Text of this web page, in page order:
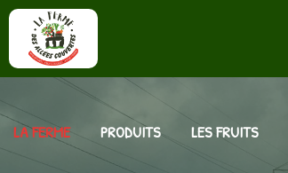
LA FERME PRODUITS LES FRUITS